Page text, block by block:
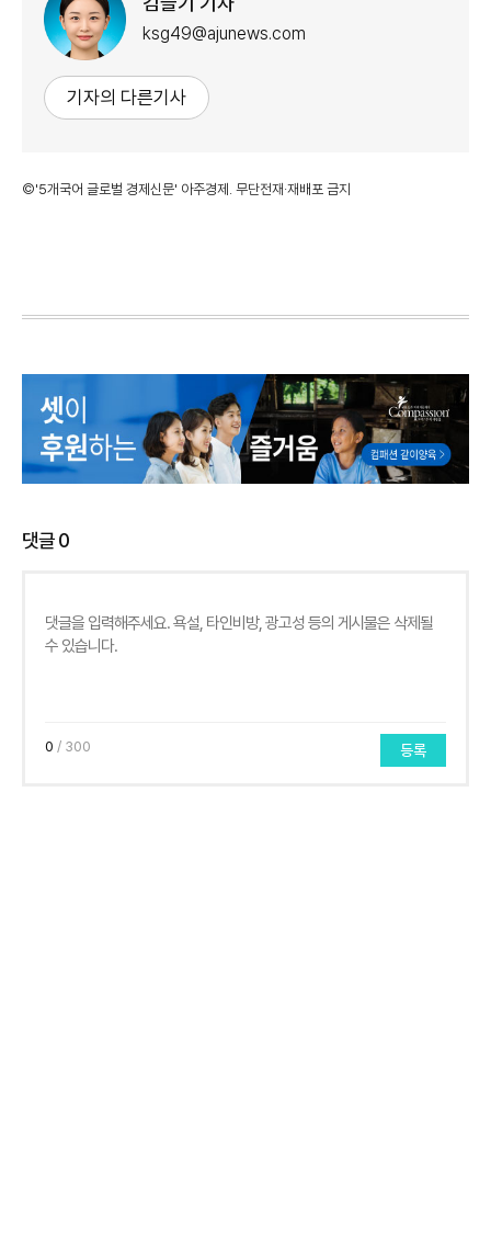
ksg49@ajunews.com
기자의 다른기사
©'5개국어 글로벌 경제신문' 아주경제. 무단전재·재배포 금지
댓글0
0 / 300 등록